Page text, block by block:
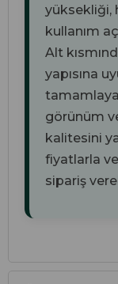
yüksekliği,
kullanım
Alt
yapısına
görünüm
kalitesini
fiyatlarla ve
sipariş